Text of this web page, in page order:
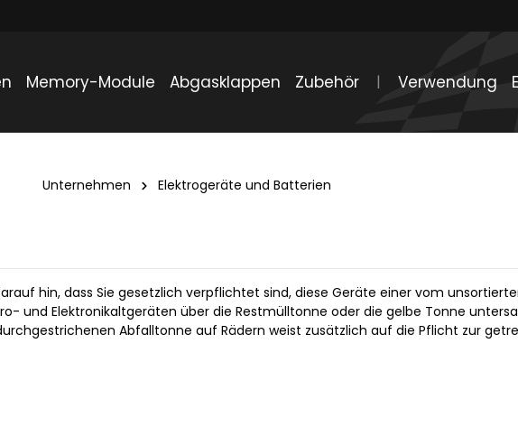
Memory-Module Abgasklappen Zubehör Verwendung
Unternehmen Elektrogeräte und Batterien
hin, dass Sie gesetzlich verpflichtet sind, diese Geräte einer vom
und Elektronikaltgeräten über die Restmülltonne oder die gelbe Tonne
Abfalltonne auf Rädern weist zusätzlich auf die Pflicht zur